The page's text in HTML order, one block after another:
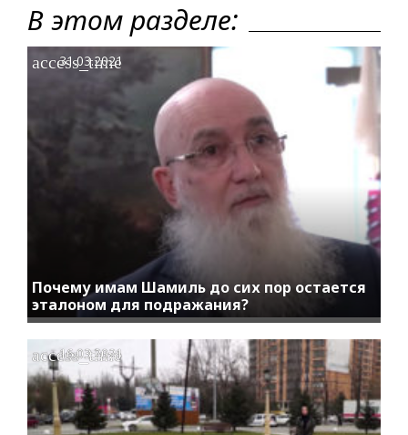
В этом разделе:
Почему имам Шамиль до сих пор остается
эталоном для подражания?
access_time
31.03.2021
access_time
16.03.2021